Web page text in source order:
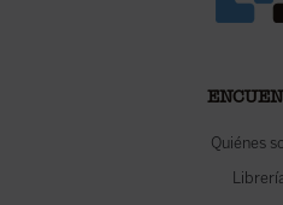
Quiénes